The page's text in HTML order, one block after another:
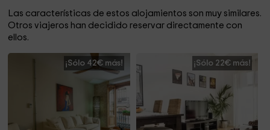
Las características de estos alojamientos son muy similares.
Otros viajeros han decidido reservar directamente con
ellos.
¡Sólo 42€ más! ¡Sólo 22€ más!